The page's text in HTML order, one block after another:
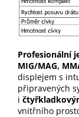
Profesionální
MIG/MAG,
displejem s
připravených
i
vnitřního